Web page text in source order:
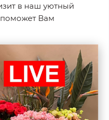
в наш уютный
Вам